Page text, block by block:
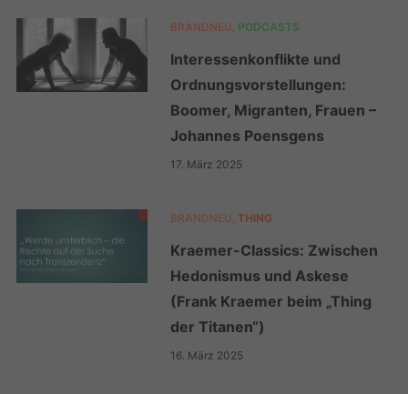
BRANDNEU PODCASTS
Interessenkonflikte und
Ordnungsvorstellungen:
Boomer, Migranten, Frauen –
Johannes Poensgens
17. März 2025
BRANDNEU THING
Kraemer-Classics: Zwischen
Hedonismus und Askese
(Frank Kraemer beim „Thing
der Titanen“)
16. März 2025